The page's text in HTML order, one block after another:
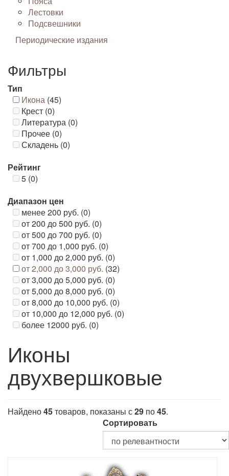
Лестовки
Подсвешники
Периодические издания
Фильтры
Тип
Икона (45)
Крест (0)
Литература (0)
Прочее (0)
Складень (0)
Рейтинг
5 (0)
Диапазон цен
менее 200 руб. (0)
от 200 до 500 руб. (0)
от 500 до 700 руб. (0)
от 700 до 1,000 руб. (0)
от 1,000 до 2,000 руб. (0)
от 2,000 до 3,000 руб. (32)
от 3,000 до 5,000 руб. (0)
от 5,000 до 8,000 руб. (0)
от 8,000 до 10,000 руб. (0)
от 10,000 до 12,000 руб. (0)
более 12000 руб. (0)
Иконы
двухвершковые
Найдено45товаров, показаны с29 по45.
Сортировать